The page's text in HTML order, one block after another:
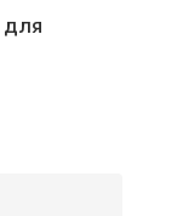
для